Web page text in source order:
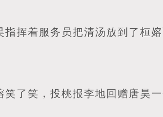
指挥着服务员把清汤放到了桓
笑了笑，投桃报李地回赠唐昊